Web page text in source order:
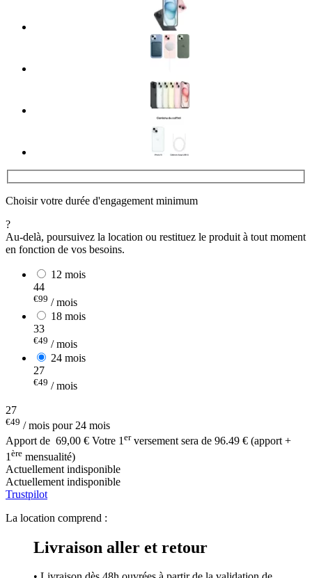
Choisir votre durée d'engagement minimum
?
Au-delà, poursuivez la location ou restituez le produit à tout moment
en fonction de vos besoins.
12 mois
44
€99 / mois
18 mois
33
€49 / mois
24 mois
27
€49 / mois
27
€49 / mois pour 24 mois
Apport de 69,00 € Votre 1 erversement sera de 96.49 € (apport +
1 ère mensualité)
Actuellement indisponible
Actuellement indisponible
Trustpilot
La location comprend :
Livraison aller et retour